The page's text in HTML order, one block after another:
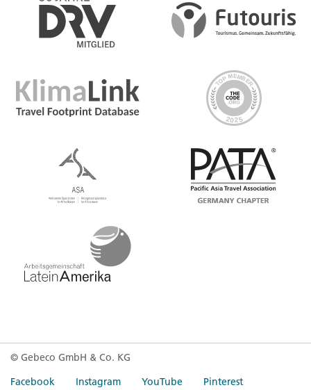
© Gebeco GmbH & Co. KG
Facebook
Instagram YouTube
Pinterest